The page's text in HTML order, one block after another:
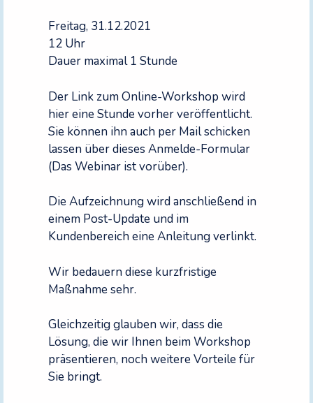
Freitag, 31.12.2021
12 Uhr
Dauer maximal 1 Stunde
Der Link zum Online-Workshop wird
hier eine Stunde vorher veröffentlicht.
Sie können ihn auch per Mail schicken
lassen über dieses Anmelde-Formular
(Das Webinar ist vorüber).
Die Aufzeichnung wird anschließend in
einem Post-Update und im
Kundenbereich eine Anleitung verlinkt.
Wir bedauern diese kurzfristige
Maßnahme sehr.
Gleichzeitig glauben wir, dass die
Lösung, die wir Ihnen beim Workshop
präsentieren, noch weitere Vorteile für
Sie bringt.